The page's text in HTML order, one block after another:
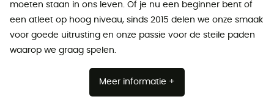
moeten staan ​​in ons leven. Of je nu een beginner bent of
een atleet op hoog niveau, sinds 2015 delen we onze smaak
voor goede uitrusting en onze passie voor de steile paden
waarop we graag spelen.
Meer informatie +